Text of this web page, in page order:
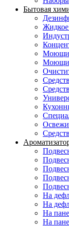
Бытовая
Моющие
На
На
На
На